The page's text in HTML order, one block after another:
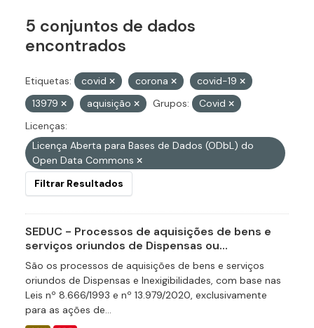
5 conjuntos de dados
encontrados
Etiquetas: covid corona
covid-19
13979
aquisição Grupos:
Covid
Licenças:
Licença Aberta para Bases de Dados (ODbL) do
Open Data Commons
Filtrar Resultados
SEDUC - Processos de aquisições de bens e
serviços oriundos de Dispensas ou...
São os processos de aquisições de bens e serviços
oriundos de Dispensas e Inexigibilidades, com base nas
Leis nº 8.666/1993 e nº 13.979/2020, exclusivamente
para as ações de...